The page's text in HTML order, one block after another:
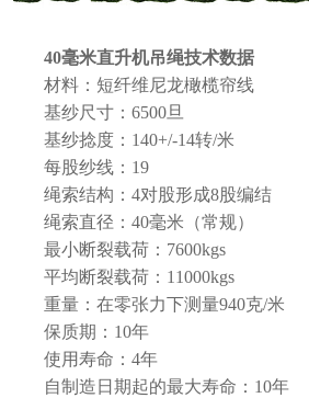
40毫米直升机吊绳技术数据
材料：短纤维尼龙橄榄帘线
基纱尺寸：6500旦
基纱捻度：140+/-14转/米
每股纱线：19
绳索结构：4对股形成8股编结
绳索直径：40毫米（常规）
最小断裂载荷：7600kgs
平均断裂载荷：11000kgs
重量：在零张力下测量940克/米
保质期：10年
使用寿命：4年
自制造日期起的最大寿命：10年